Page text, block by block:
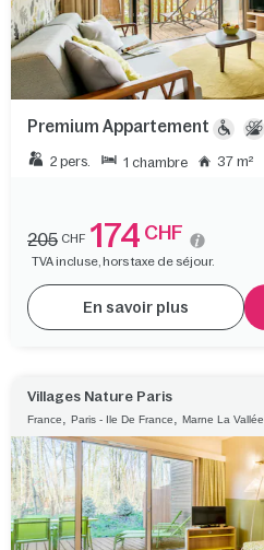
Premium Appartement
2 pers. 1 chambre 37 m²
205 CHF 174 CHF
TVA incluse, hors taxe de séjour.
En savoir plus
Villages Nature Paris
France, Paris - Ile De France, Marne La Vallée